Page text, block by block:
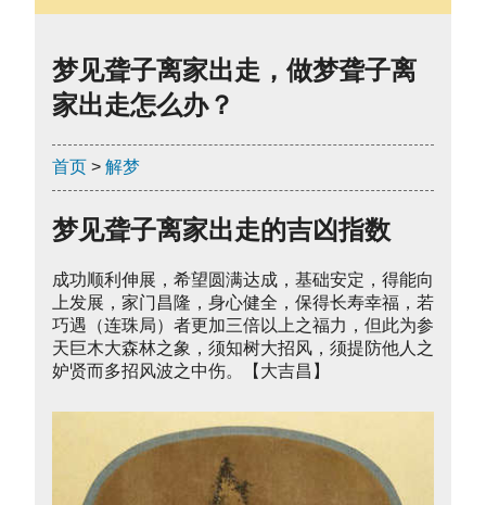
梦见聋子离家出走，做梦聋子离
家出走怎么办？
首页 > 解梦
梦见聋子离家出走的吉凶指数
成功顺利伸展，希望圆满达成，基础安定，得能向
上发展，家门昌隆，身心健全，保得长寿幸福，若
巧遇（连珠局）者更加三倍以上之福力，但此为参
天巨木大森林之象，须知树大招风，须提防他人之
妒贤而多招风波之中伤。【大吉昌】